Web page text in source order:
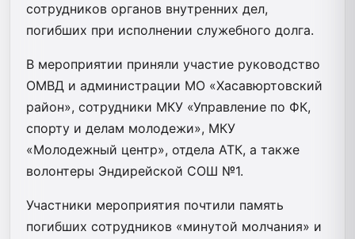
сотрудников органов внутренних дел,
погибших при исполнении служебного долга.
В мероприятии приняли участие руководство
ОМВД и администрации МО «Хасавюртовский
район», сотрудники МКУ «Управление по ФК,
спорту и делам молодежи», МКУ
«Молодежный центр», отдела АТК, а также
волонтеры Эндирейской СОШ №1.
Участники мероприятия почтили память
погибших сотрудников «минутой молчания» и